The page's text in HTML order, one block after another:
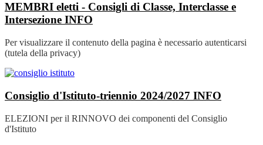
MEMBRI eletti - Consigli di Classe, Interclasse e
Intersezione INFO
Per visualizzare il contenuto della pagina è necessario autenticarsi
(tutela della privacy)
Consiglio d'Istituto-triennio 2024/2027 INFO
ELEZIONI per il RINNOVO dei componenti del Consiglio
d'Istituto